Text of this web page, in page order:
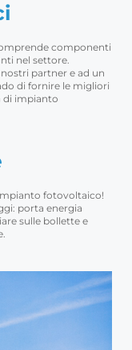
componenti
nel settore.
partner e ad un
di fornire le migliori
di impianto
fotovoltaico!
porta energia
sulle bollette e